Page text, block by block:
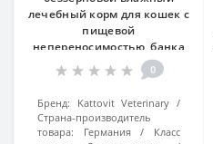
лечебный корм для кошек с
пищевой
непереносимостью, банка
185г
0
Бренд:
Kattovit Veterinary
Страна-производитель
товара:
Германия
Класс